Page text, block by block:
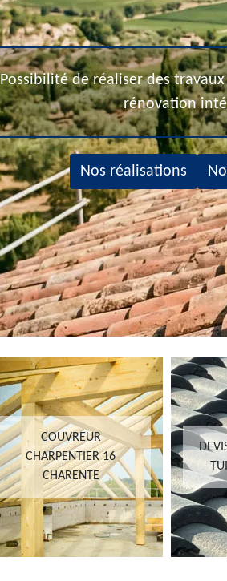
Possibilité de réaliser des
rénovation
Nos réalisations
COUVREUR
CHARPENTIER 16
CHARENTE